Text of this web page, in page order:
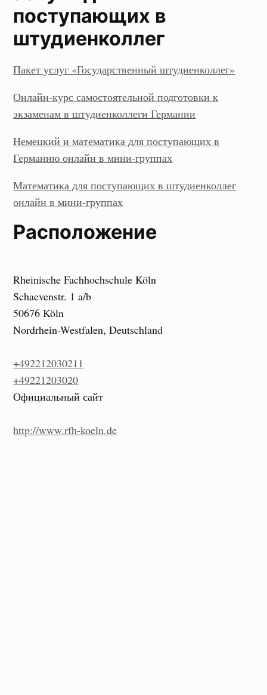
поступающих в
штудиенколлег
Пакет услуг «Государственный штудиенколлег»
Онлайн-курс самостоятельной подготовки к
экзаменам в штудиенколлеги Германии
Немецкий и математика для поступающих в
Германию онлайн в мини-группах
Математика для поступающих в штудиенколлег
онлайн в мини-группах
Расположение
Rheinische Fachhochschule Köln
Schaevenstr. 1 a/b
50676 Köln
Nordrhein-Westfalen, Deutschland
+492212030211
+49221203020
Официальный сайт
http://www.rfh-koeln.de